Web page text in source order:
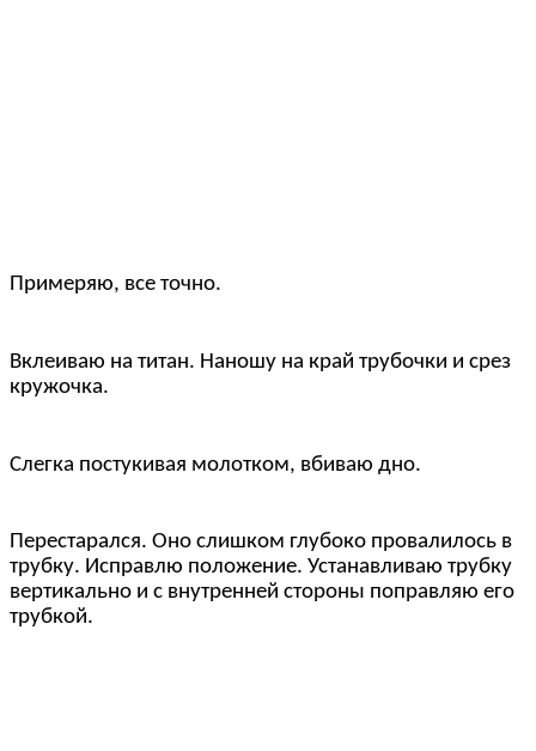
Примеряю, все точно.
Вклеиваю на титан. Наношу на край трубочки и срез
кружочка.
Слегка постукивая молотком, вбиваю дно.
Перестарался. Оно слишком глубоко провалилось в
трубку. Исправлю положение. Устанавливаю трубку
вертикально и с внутренней стороны поправляю его
трубкой.